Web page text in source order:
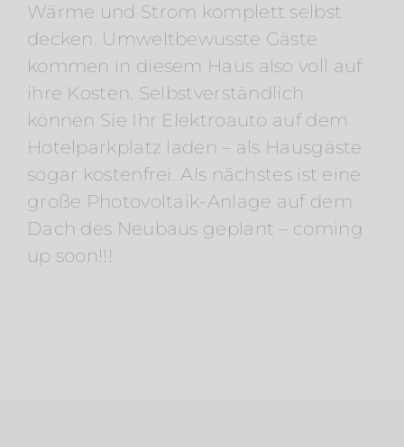
Wärme und Strom komplett selbst
decken. Umweltbewusste Gäste
kommen in diesem Haus also voll auf
ihre Kosten. Selbstverständlich
können Sie Ihr Elektroauto auf dem
Hotelparkplatz laden – als Hausgäste
sogar kostenfrei. Als nächstes ist eine
große Photovoltaik-Anlage auf dem
Dach des Neubaus geplant – coming
up soon!!!